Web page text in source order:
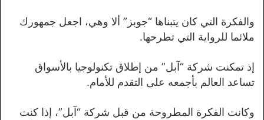
والفكرة التي كان يتبناها “جوبز” ألا وهي، اجعل جمهورك
ملائما للرواية التي تطرحها.
إذ تمكنت شركة “آبل” من إطلاق تكنولوجيا بالأسواق
تساعد العالم بأجمعه على التقدم للأمام.
وكانت الفكرة المطروحة من قبل شركة “آبل”، إذا كنت